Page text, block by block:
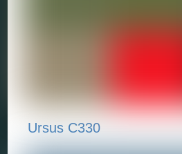
Ursus C330